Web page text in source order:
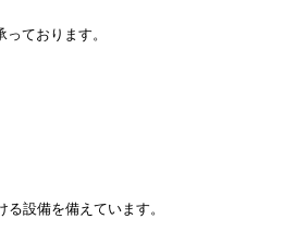
ております。
設備を備えています。